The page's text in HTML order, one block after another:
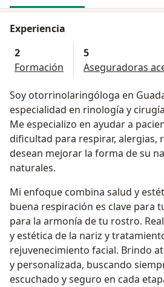
Experiencia
2
Formación
5
Aseguradoras
Soy otorrinolaringóloga en
especialidad en rinología y
Me especializo en ayudar a
dificultad para respirar, alergias,
desean mejorar la forma de su
naturales.
Mi enfoque combina salud y
buena respiración es clave para
para la armonía de tu rostro.
y estética de la nariz y
rejuvenecimiento facial. Brindo
y personalizada, buscando
escuchado y seguro en cada